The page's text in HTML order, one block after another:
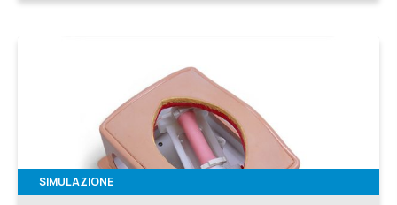
SIMULAZIONE